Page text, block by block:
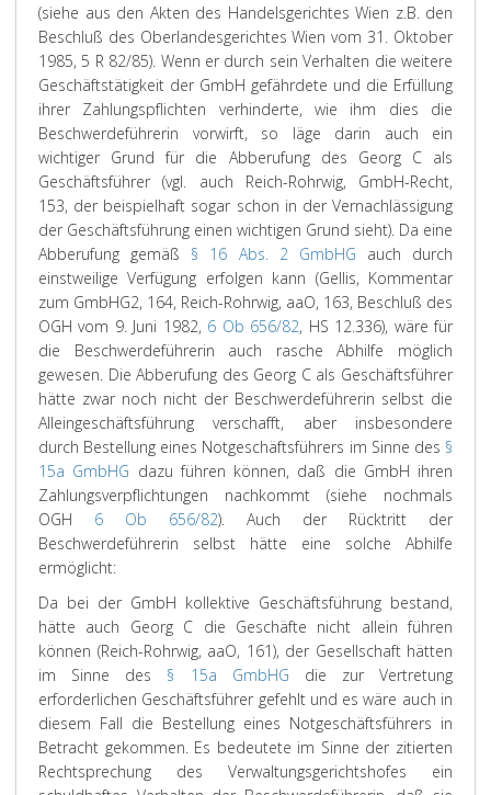
(siehe aus den Akten des Handelsgerichtes Wien z.B. den
Beschluß des Oberlandesgerichtes Wien vom 31. Oktober
1985, 5 R 82/85). Wenn er durch sein Verhalten die weitere
Geschäftstätigkeit der GmbH gefährdete und die Erfüllung
ihrer Zahlungspflichten verhinderte, wie ihm dies die
Beschwerdeführerin vorwirft, so läge darin auch ein
wichtiger Grund für die Abberufung des Georg C als
Geschäftsführer (vgl. auch Reich-Rohrwig, GmbH-Recht,
153, der beispielhaft sogar schon in der Vernachlässigung
der Geschäftsführung einen wichtigen Grund sieht). Da eine
Abberufung gemäß § 16 Abs. 2 GmbHG auch durch
einstweilige Verfügung erfolgen kann (Gellis, Kommentar
zum GmbHG2, 164, Reich-Rohrwig, aaO, 163, Beschluß des
OGH vom 9. Juni 1982, 6 Ob 656/82, HS 12.336), wäre für
die Beschwerdeführerin auch rasche Abhilfe möglich
gewesen. Die Abberufung des Georg C als Geschäftsführer
hätte zwar noch nicht der Beschwerdeführerin selbst die
Alleingeschäftsführung verschafft, aber insbesondere
durch Bestellung eines Notgeschäftsführers im Sinne des §
15a GmbHG dazu führen können, daß die GmbH ihren
Zahlungsverpflichtungen nachkommt (siehe nochmals
OGH 6 Ob 656/82). Auch der Rücktritt der
Beschwerdeführerin selbst hätte eine solche Abhilfe
ermöglicht:
Da bei der GmbH kollektive Geschäftsführung bestand,
hätte auch Georg C die Geschäfte nicht allein führen
können (Reich-Rohrwig, aaO, 161), der Gesellschaft hätten
im Sinne des § 15a GmbHG die zur Vertretung
erforderlichen Geschäftsführer gefehlt und es wäre auch in
diesem Fall die Bestellung eines Notgeschäftsführers in
Betracht gekommen. Es bedeutete im Sinne der zitierten
Rechtsprechung des Verwaltungsgerichtshofes ein